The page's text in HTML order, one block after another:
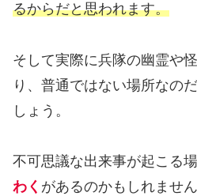
るからだと思われます。
そして実際に兵隊の幽霊や
り、普通ではない場所なの
しょう。
不可思議な出来事が起こる場
わく があるのかもしれません